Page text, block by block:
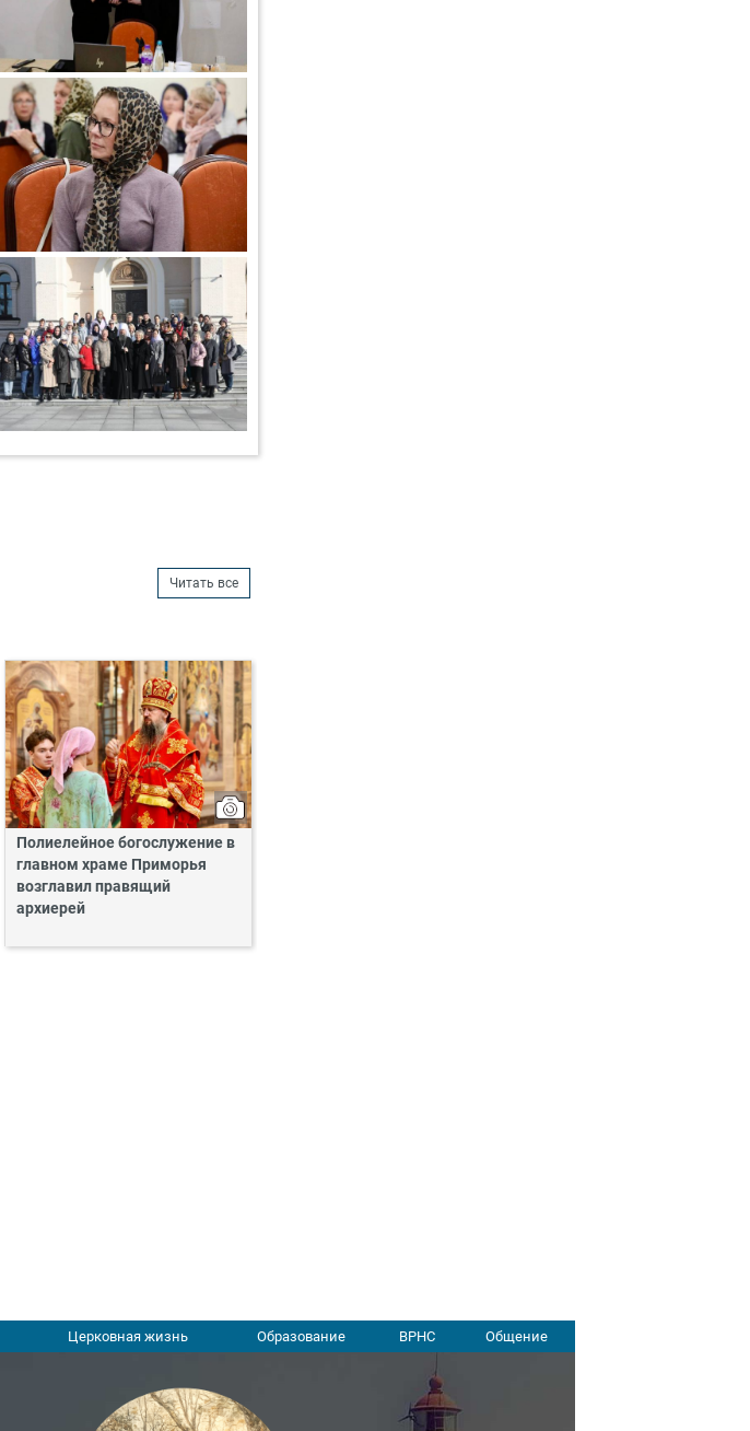
Читать все
Полиелейное богослужение в
главном храме Приморья
возглавил правящий
архиерей
Церковная жизнь Образование ВРНС Общение